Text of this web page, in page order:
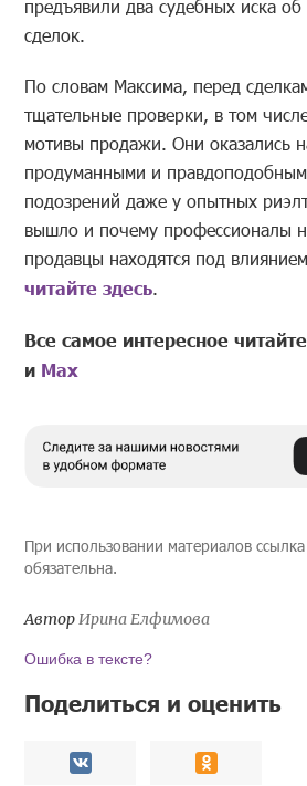
предъявили два судебных иска об
сделок.
По словам Максима, перед
тщательные проверки, в том
мотивы продажи. Они оказались
продуманными и
подозрений даже у опытных
вышло и почему профессионалы
продавцы находятся под
читайте здесь.
Все самое интересное
и Mах
При использовании материалов
обязательна.
Автор Ирина Елфимова
Ошибка в тексте?
Поделиться и оценить